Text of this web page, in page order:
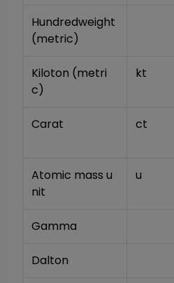
Hundredweight
(metric)
Kiloton (metri
c)
kt
Carat ct
Atomic mass u
nit
u
Gamma
Dalton